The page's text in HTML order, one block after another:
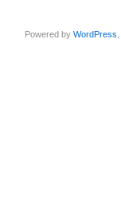
Powered byWordPress